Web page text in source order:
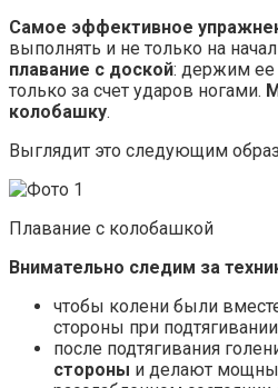
Самое эффективное
выполнять и не только на
плавание с доской: держим
только за счет ударов ногами.
колобашку.
Выглядит это следующим
Плавание с колобашкой
Внимательно следим за
чтобы колени были
стороны при
после подтягивания
стороны и делают